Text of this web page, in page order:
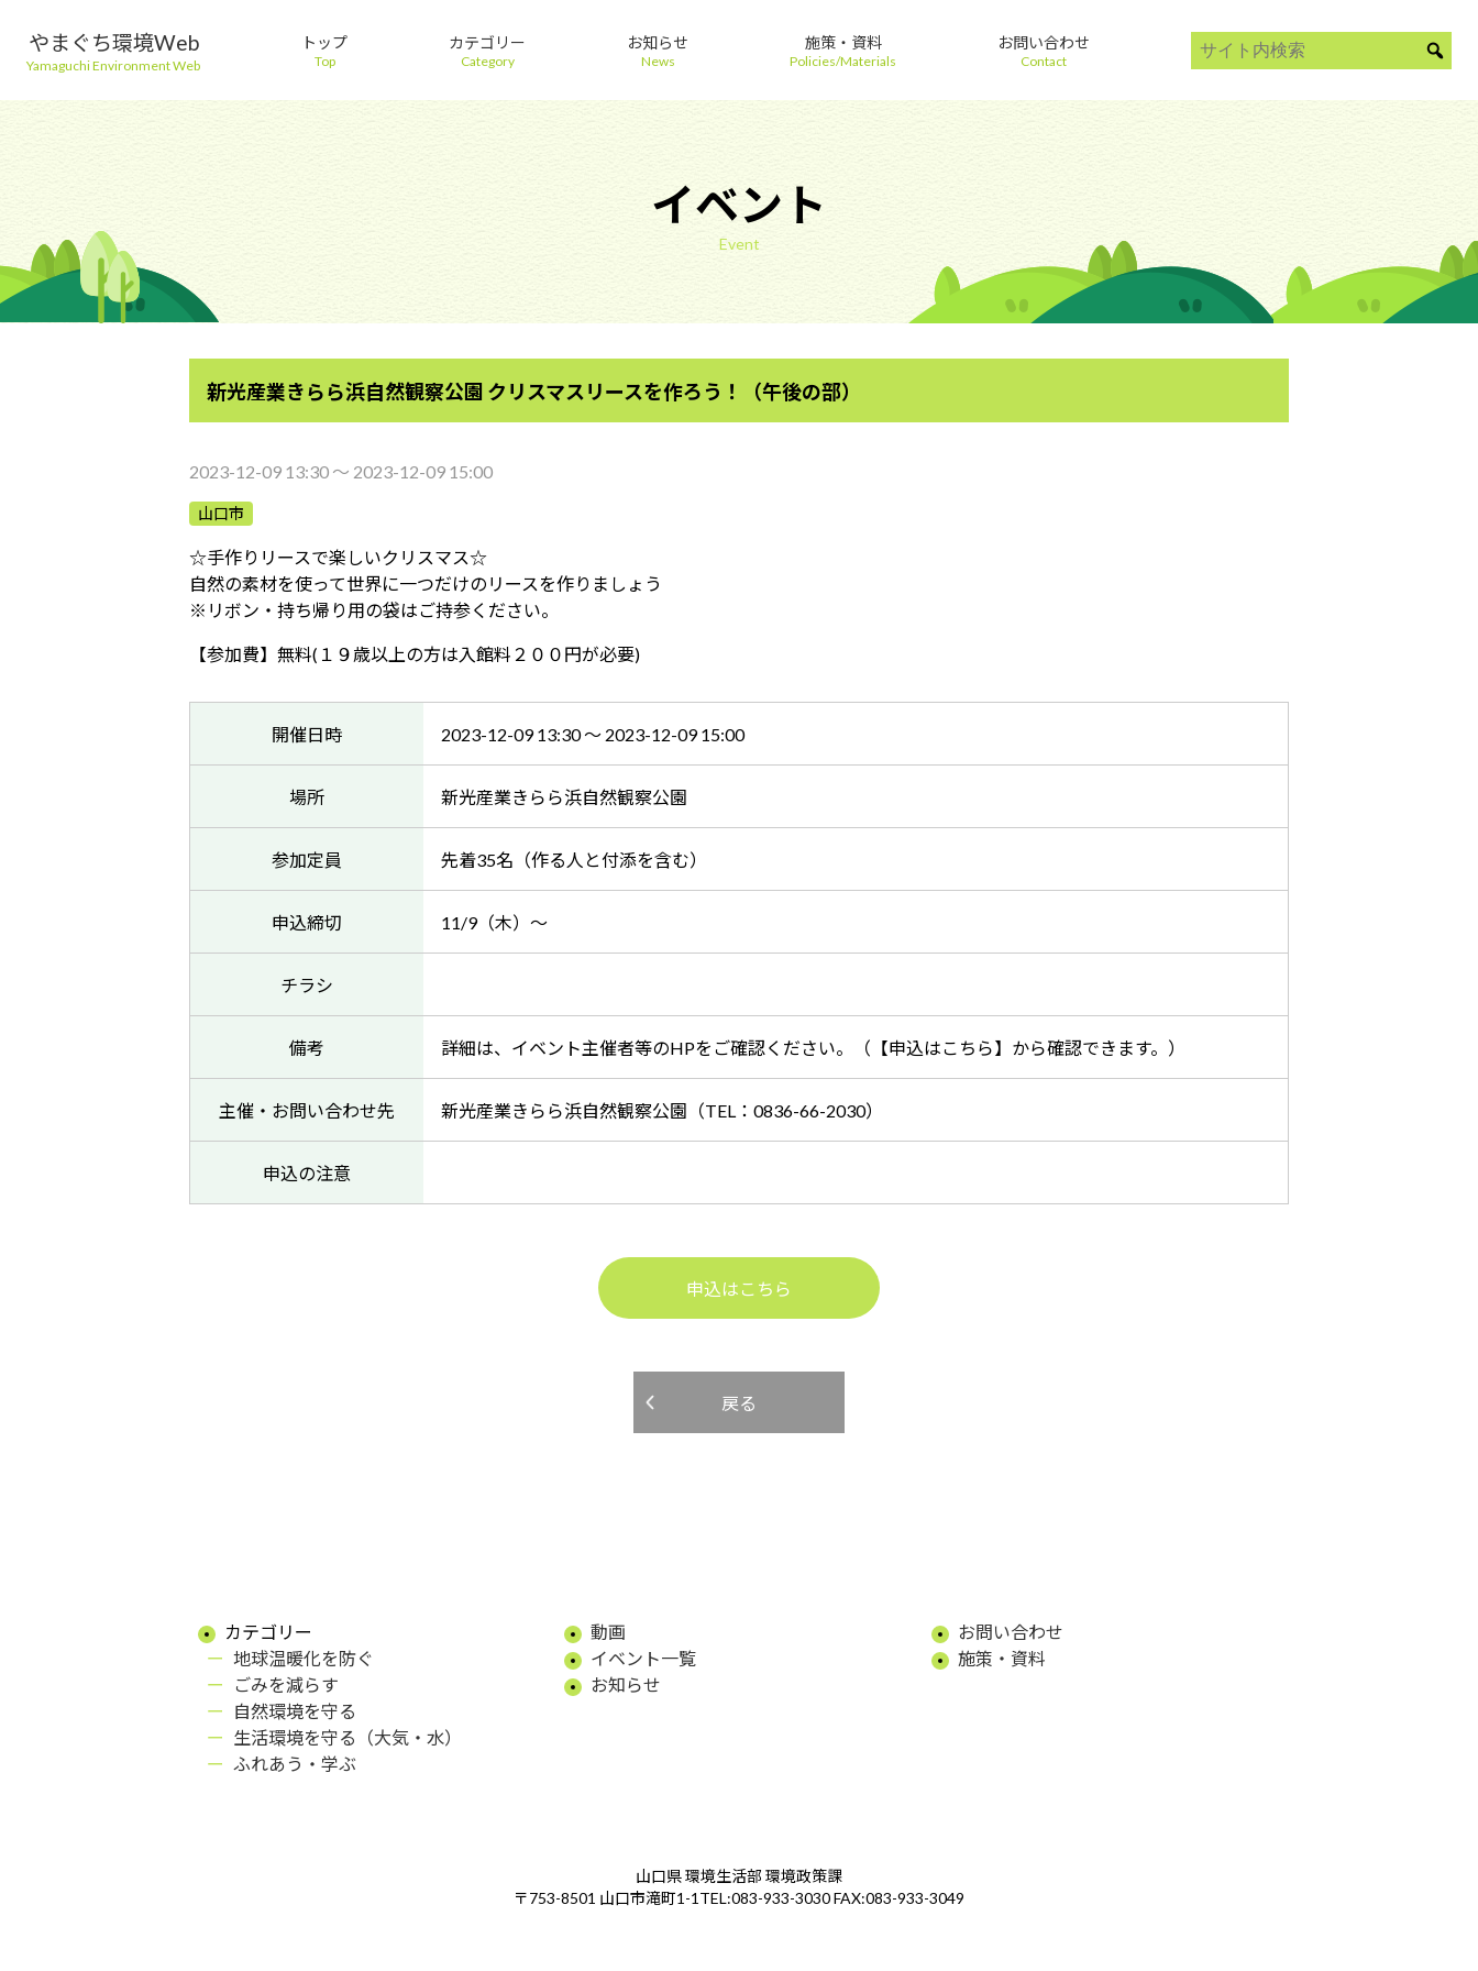
やまぐち環境Web
Yamaguchi Environment Web
トップ
Top
カテゴリー
Category
お知らせ
News
施策・資料
Policies/Materials
お問い合わせ
Contact
イベント
Event
新光産業きらら浜自然観察公園 クリスマスリースを作ろう！（午後の部）
2023-12-09 13:30 〜 2023-12-09 15:00
山口市
☆手作りリースで楽しいクリスマス☆
自然の素材を使って世界に一つだけのリースを作りましょう
※リボン・持ち帰り用の袋はご持参ください。
【参加費】無料(１９歳以上の方は入館料２００円が必要)
開催日時 2023-12-09 13:30 〜 2023-12-09 15:00
場所 新光産業きらら浜自然観察公園
参加定員 先着35名（作る人と付添を含む）
申込締切 11/9（木）～
チラシ
備考 詳細は、イベント主催者等のHPをご確認ください。（【申込はこちら】から確認できます。）
主催・お問い合わせ先 新光産業きらら浜自然観察公園（TEL：0836-66-2030）
申込の注意
申込はこちら
戻る
カテゴリー
地球温暖化を防ぐ
ごみを減らす
自然環境を守る
生活環境を守る（大気・水）
ふれあう・学ぶ
動画
イベント一覧
お知らせ
お問い合わせ
施策・資料
山口県 環境生活部 環境政策課
〒753-8501 山口市滝町1-1 TEL:083-933-3030 FAX:083-933-3049